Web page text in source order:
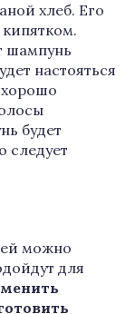
хлеб. Его
шампунь
настояться
хорошо
будет
следует
можно
для